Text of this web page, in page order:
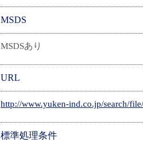
MSDS
MSDSあり
URL
http://www.yuken-ind.co.jp/search/
標準処理条件